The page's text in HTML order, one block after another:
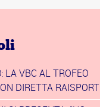
LA VBC AL TROFEO
DIRETTA RAISPORT